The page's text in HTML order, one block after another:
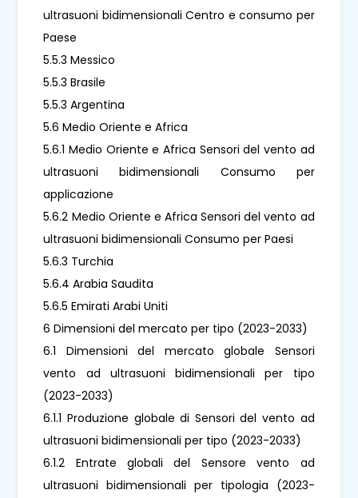
ultrasuoni bidimensionali Centro e consumo per
Paese
5.5.3 Messico
5.5.3 Brasile
5.5.3 Argentina
5.6 Medio Oriente e Africa
5.6.1 Medio Oriente e Africa Sensori del vento ad
ultrasuoni bidimensionali Consumo per
applicazione
5.6.2 Medio Oriente e Africa Sensori del vento ad
ultrasuoni bidimensionali Consumo per Paesi
5.6.3 Turchia
5.6.4 Arabia Saudita
5.6.5 Emirati Arabi Uniti
6 Dimensioni del mercato per tipo (2023-2033)
6.1 Dimensioni del mercato globale Sensori
vento ad ultrasuoni bidimensionali per tipo
(2023-2033)
6.1.1 Produzione globale di Sensori del vento ad
ultrasuoni bidimensionali per tipo (2023-2033)
6.1.2 Entrate globali del Sensore vento ad
ultrasuoni bidimensionali per tipologia (2023-